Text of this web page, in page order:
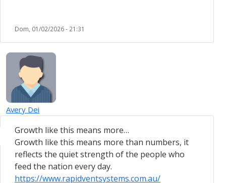
Dom, 01/02/2026 - 21:31
Avery Dei
Growth like this means more…
Growth like this means more than numbers, it
reflects the quiet strength of the people who
feed the nation every day.
https://www.rapidventsystems.com.au/